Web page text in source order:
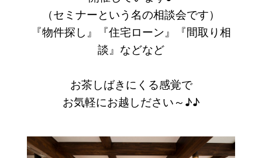
（セミナーという名の相談会です）
『物件探し』『住宅ローン』『間取り相
談』などなど
お茶しばきにくる感覚で
お気軽にお越しださい～♪♪